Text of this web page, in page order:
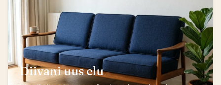
Diivani uus elu